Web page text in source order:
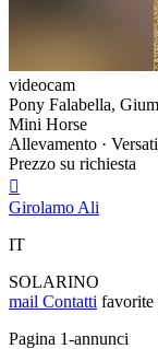
videocam
Pony Falabella,
Mini Horse
Allevamento ·
Prezzo su richiesta

Girolamo Ali
IT
SOLARINO
mail Contatti favorite
Pagina 1-annunci